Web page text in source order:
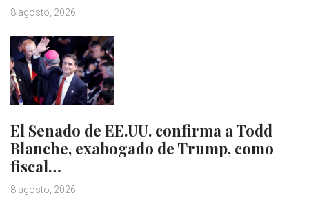
8 agosto, 2026
El Senado de EE.UU. confirma a Todd
Blanche, exabogado de Trump, como
fiscal…
8 agosto, 2026